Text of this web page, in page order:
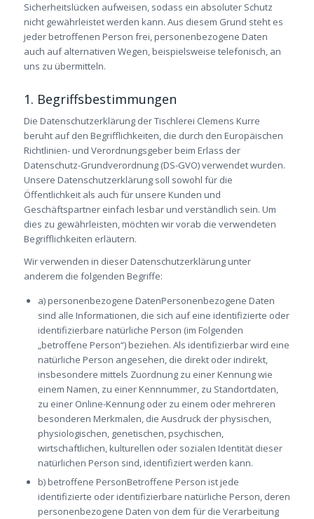
Sicherheitslücken aufweisen, sodass ein absoluter Schutz
nicht gewährleistet werden kann. Aus diesem Grund steht es
jeder betroffenen Person frei, personenbezogene Daten
auch auf alternativen Wegen, beispielsweise telefonisch, an
uns zu übermitteln.
1. Begriffsbestimmungen
Die Datenschutzerklärung der Tischlerei Clemens Kurre
beruht auf den Begrifflichkeiten, die durch den Europäischen
Richtlinien- und Verordnungsgeber beim Erlass der
Datenschutz-Grundverordnung (DS-GVO) verwendet wurden.
Unsere Datenschutzerklärung soll sowohl für die
Öffentlichkeit als auch für unsere Kunden und
Geschäftspartner einfach lesbar und verständlich sein. Um
dies zu gewährleisten, möchten wir vorab die verwendeten
Begrifflichkeiten erläutern.
Wir verwenden in dieser Datenschutzerklärung unter
anderem die folgenden Begriffe:
a) personenbezogene DatenPersonenbezogene Daten
sind alle Informationen, die sich auf eine identifizierte oder
identifizierbare natürliche Person (im Folgenden
„betroffene Person“) beziehen. Als identifizierbar wird eine
natürliche Person angesehen, die direkt oder indirekt,
insbesondere mittels Zuordnung zu einer Kennung wie
einem Namen, zu einer Kennnummer, zu Standortdaten,
zu einer Online-Kennung oder zu einem oder mehreren
besonderen Merkmalen, die Ausdruck der physischen,
physiologischen, genetischen, psychischen,
wirtschaftlichen, kulturellen oder sozialen Identität dieser
natürlichen Person sind, identifiziert werden kann.
b) betroffene PersonBetroffene Person ist jede
identifizierte oder identifizierbare natürliche Person, deren
personenbezogene Daten von dem für die Verarbeitung